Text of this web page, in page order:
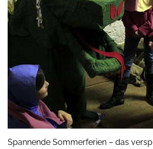
Spannende Sommerferien – das